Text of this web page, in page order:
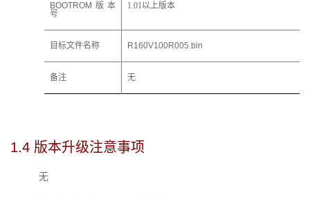
BOOTROM版本
号
1.01以上版本
目标文件名称 R160V100R005.bin
备注 无
1.4 版本升级注意事项
无